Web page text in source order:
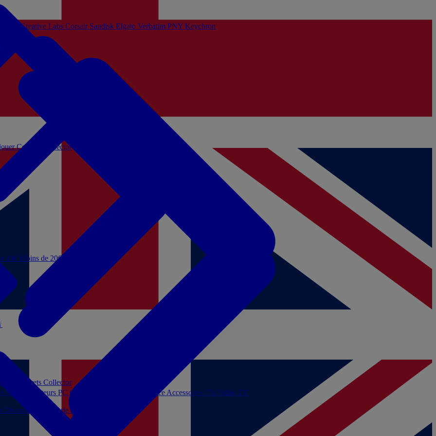
10€ Moins de 20€
Décoration PapeterieJeux de société
Coffrets Collector
Coffrets Collector
audio Moniteurs PC Casques filaires Audio Licence Accessoires TV/Vidéo TV
Creative Labs Corsair Sandisk Elgato Verbatim PNY Keychron